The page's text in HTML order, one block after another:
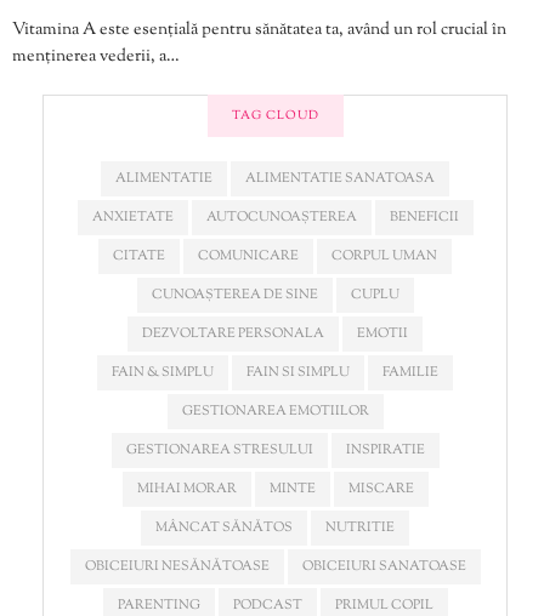
Vitamina A este esențială pentru sănătatea ta, având un rol crucial în
menținerea vederii, a…
TAG CLOUD
ALIMENTATIE
ALIMENTATIE SANATOASA
ANXIETATE
AUTOCUNOAȘTEREA
BENEFICII
CITATE
COMUNICARE
CORPUL UMAN
CUNOAȘTEREA DE SINE
CUPLU
DEZVOLTARE PERSONALA
EMOTII
FAIN & SIMPLU
FAIN SI SIMPLU
FAMILIE
GESTIONAREA EMOTIILOR
GESTIONAREA STRESULUI
INSPIRATIE
MIHAI MORAR
MINTE
MISCARE
MÂNCAT SĂNĂTOS
NUTRITIE
OBICEIURI NESĂNĂTOASE
OBICEIURI SANATOASE
PARENTING
PODCAST
PRIMUL COPIL